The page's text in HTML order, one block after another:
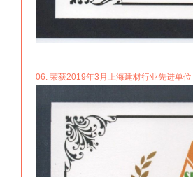
06. 荣获2019年3月上海建材行业先进单位